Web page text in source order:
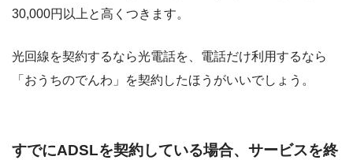
30,000円以上と高くつきます。
光回線を契約するなら光電話を、電話だけ利用するなら
「おうちのでんわ」を契約したほうがいいでしょう。
すでにADSLを契約している場合、サービスを終